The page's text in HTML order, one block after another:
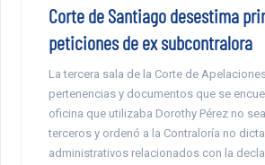
Corte de Santiago desestima
peticiones de ex subcontralora
La tercera sala de la Corte de
pertenencias y documentos que se
oficina que utilizaba Dorothy Pérez no
terceros y ordenó a la Contraloría no
administrativos relacionados con la